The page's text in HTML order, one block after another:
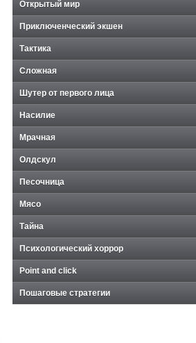
Открытый мир
Приключенческий экшен
Тактика
Сложная
Шутер от первого лица
Насилие
Мрачная
Олдскул
Песочница
Мясо
Тайна
Психологический хоррор
Point and click
Пошаговые стратегии